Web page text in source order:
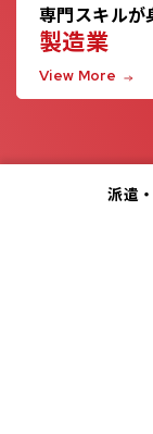
専門スキルが
製造業
View More
派遣